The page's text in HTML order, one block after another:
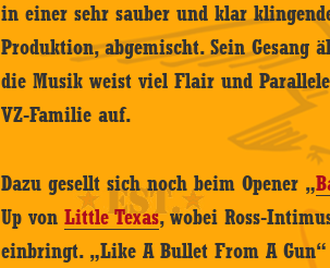
in einer sehr sauber und klar
Produktion, abgemischt. Sein Gesang
die Musik weist viel Flair und
VZ-Familie auf.
Dazu gesellt sich noch beim Opener „
Up vonLittle Texas, wobei Ross-
einbringt. „Like A Bullet From A